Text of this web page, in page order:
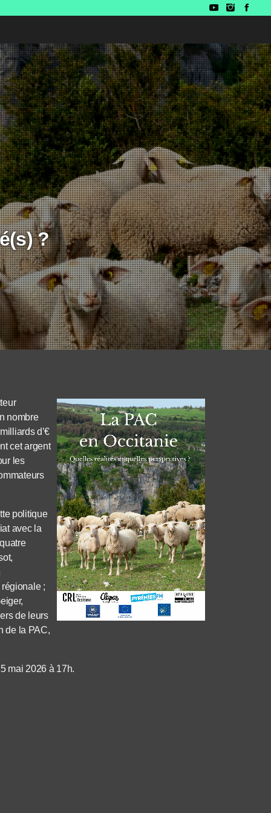
?
nombre
d’€
cet argent
les
politique
avec la
;
de leurs
de la PAC,
mai 2026 à 17h.